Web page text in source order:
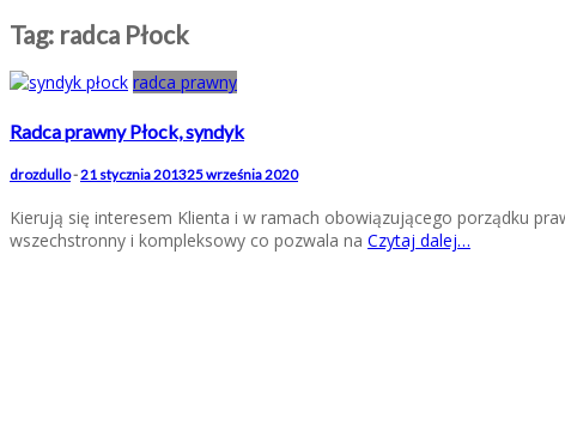
Tag: radca Płock
radca prawny
Radca prawny Płock, syndyk
drozdullo-21 stycznia 201325 września 2020
Kierują się interesem Klienta i w ramach obowiązującego porządku
wszechstronny i kompleksowy co pozwala na Czytaj dalej…